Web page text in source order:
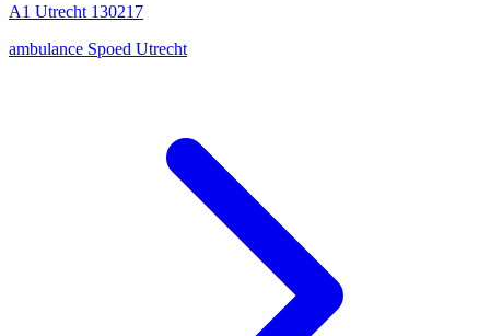
A1 Utrecht 130217
ambulance Spoed Utrecht